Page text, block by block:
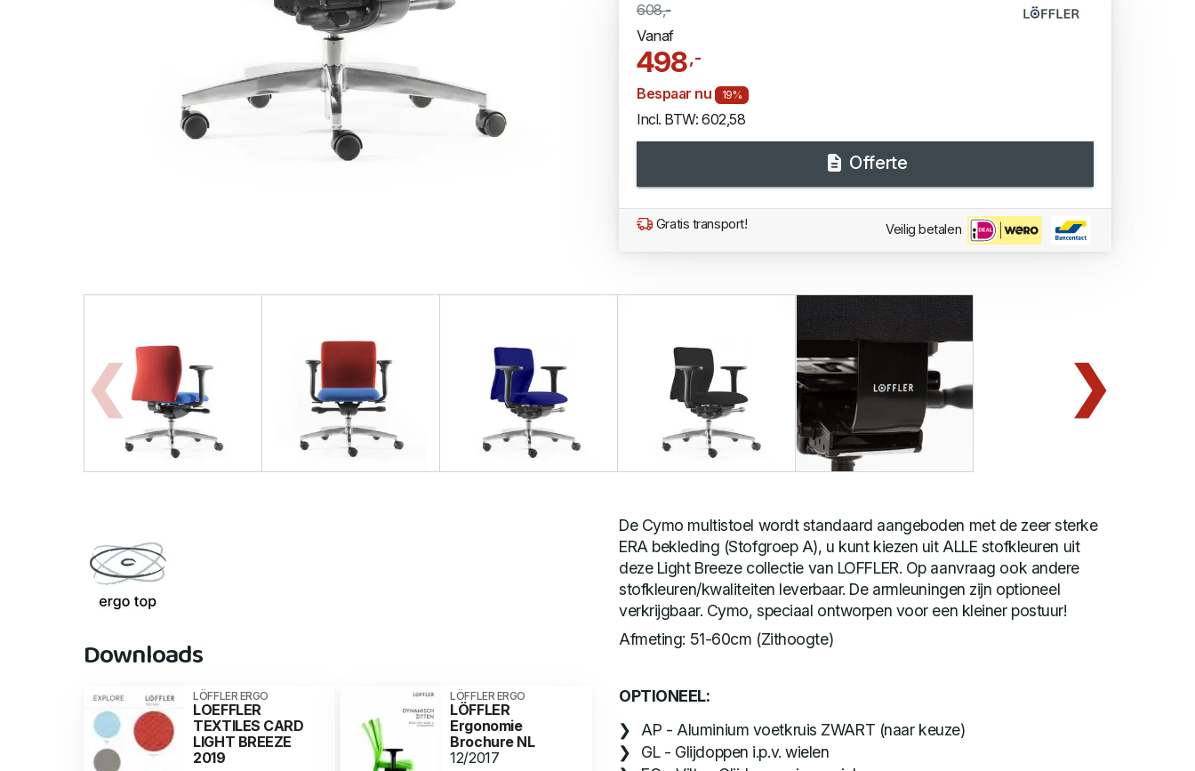
608,-
Vanaf
498,-
Bespaar nu 19%
Incl. BTW: 602,58
Offerte
Gratis transport! Veilig betalen
Downloads
LÖFFLER ERGO
LOEFFLER
TEXTILES CARD
LIGHT BREEZE
2019
LÖFFLER ERGO
LÖFFLER
Ergonomie
Brochure NL
12/2017
De Cymo multistoel wordt standaard aangeboden met de zeer sterke
ERA bekleding (Stofgroep A), u kunt kiezen uit ALLE stofkleuren uit
deze Light Breeze collectie van LOFFLER. Op aanvraag ook andere
stofkleuren/kwaliteiten leverbaar. De armleuningen zijn optioneel
verkrijgbaar. Cymo, speciaal ontworpen voor een kleiner postuur!
Afmeting: 51-60cm (Zithoogte)
OPTIONEEL:
AP - Aluminium voetkruis ZWART (naar keuze)
GL - Glijdoppen i.p.v. wielen